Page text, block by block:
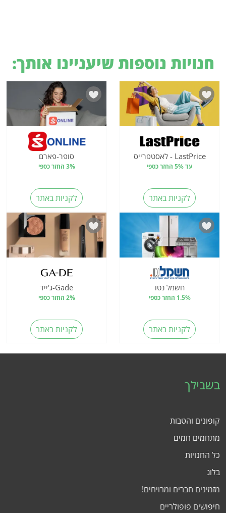
חנויות נוספות שיעניינו אותך:
LastPrice - לאסטפרייס
עד 5% החזר כספי
לקניות באתר
סופר-פארם
3% החזר כספי
לקניות באתר
חשמל נטו
1.5% החזר כספי
לקניות באתר
Gade-ג'ייד
2% החזר כספי
לקניות באתר
בשבילך
קופונים והטבות
מתחמים חמים
כל החנויות
בלוג
מזמינים חברים ומרויחים!
חיפושים פופולריים